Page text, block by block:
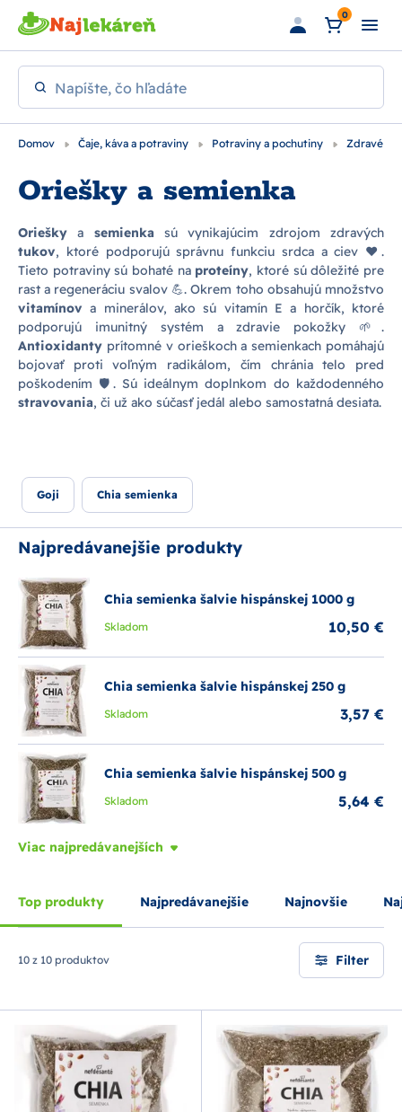
Preskočiť na hlavný obsah 0
Napíšte, čo hľadáte
Domov Čaje, káva a potraviny Potraviny a pochutiny Zdravé
Oriešky a semienka
Oriešky a semienka sú vynikajúcim zdrojom zdravých
tukov, ktoré podporujú správnu funkciu srdca a ciev ❤️.
Tieto potraviny sú bohaté na proteíny, ktoré sú dôležité pre
rast a regeneráciu svalov 💪. Okrem toho obsahujú množstvo
vitamínov a minerálov, ako sú vitamín E a horčík, ktoré
podporujú imunitný systém a zdravie pokožky 🌱.
Antioxidanty prítomné v orieškoch a semienkach pomáhajú
bojovať proti voľným radikálom, čím chránia telo pred
poškodením 🛡️. Sú ideálnym doplnkom do každodenného
stravovania, či už ako súčasť jedál alebo samostatná desiata.
Goji Chia semienka
Najpredávanejšie produkty
Chia semienka šalvie hispánskej 1000 g
Skladom 10,50 €
Chia semienka šalvie hispánskej 250 g
Skladom 3,57 €
Chia semienka šalvie hispánskej 500 g
Skladom 5,64 €
Viac najpredávanejších
Top produkty Najpredávanejšie Najnovšie
10 z 10 produktov Filter